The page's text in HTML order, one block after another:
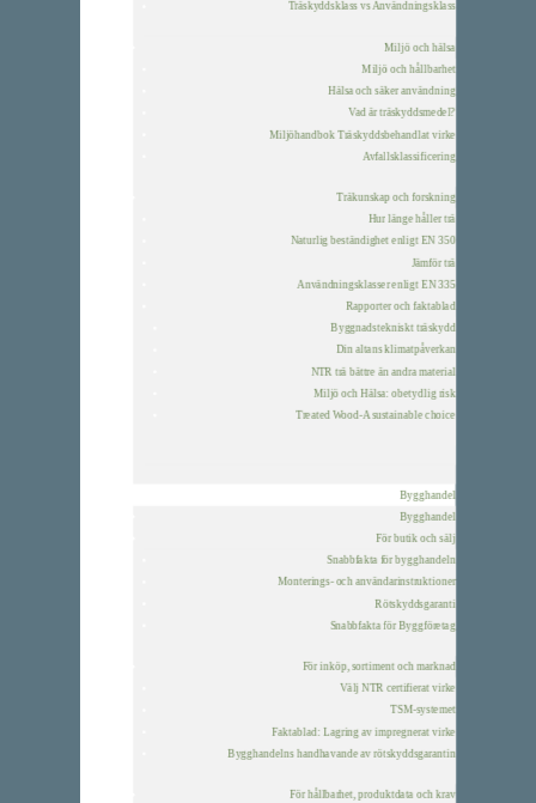
Träskyddsklass vs Användningsklass
Miljö och hälsa
Miljö och hållbarhet
Hälsa och säker användning
Vad är träskyddsmedel?
Miljöhandbok Träskyddsbehandlat virke
Avfallsklassificering
Träkunskap och forskning
Hur länge håller trä
Naturlig beständighet enligt EN 350
Jämför trä
Användningsklasser enligt EN 335
Rapporter och faktablad
Byggnadstekniskt träskydd
Din altans klimatpåverkan
NTR trä bättre än andra material
Miljö och Hälsa: obetydlig risk
Treated Wood-A sustainable choice
Bygghandel
Bygghandel
För butik och sälj
Snabbfakta för bygghandeln
Monterings- och användarinstruktioner
Rötskyddsgaranti
Snabbfakta för Byggföretag
För inköp, sortiment och marknad
Välj NTR certifierat virke
TSM-systemet
Faktablad: Lagring av impregnerat virke
Bygghandelns handhavande av rötskyddsgarantin
För hållbarhet, produktdata och krav